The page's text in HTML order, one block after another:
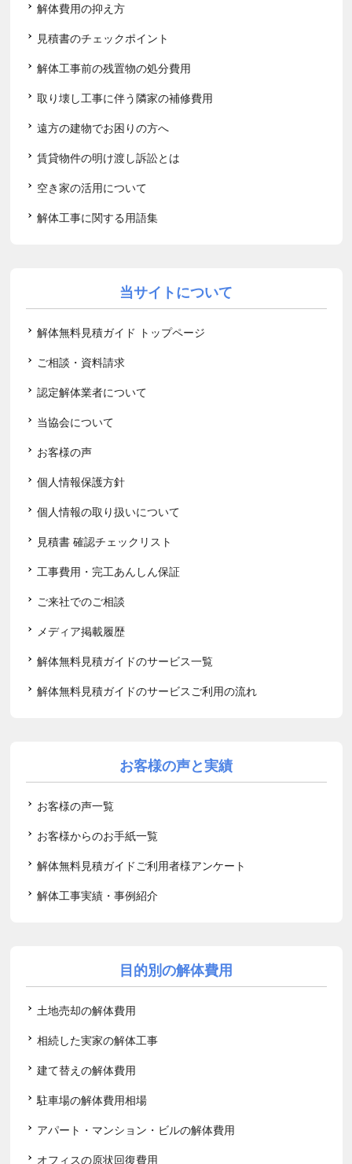
解体費用の抑え方
見積書のチェックポイント
解体工事前の残置物の処分費用
取り壊し工事に伴う隣家の補修費用
遠方の建物でお困りの方へ
賃貸物件の明け渡し訴訟とは
空き家の活用について
解体工事に関する用語集
当サイトについて
解体無料見積ガイド トップページ
ご相談・資料請求
認定解体業者について
当協会について
お客様の声
個人情報保護方針
個人情報の取り扱いについて
見積書 確認チェックリスト
工事費用・完工あんしん保証
ご来社でのご相談
メディア掲載履歴
解体無料見積ガイドのサービス一覧
解体無料見積ガイドのサービスご利用の流れ
お客様の声と実績
お客様の声一覧
お客様からのお手紙一覧
解体無料見積ガイドご利用者様アンケート
解体工事実績・事例紹介
目的別の解体費用
土地売却の解体費用
相続した実家の解体工事
建て替えの解体費用
駐車場の解体費用相場
アパート・マンション・ビルの解体費用
オフィスの原状回復費用